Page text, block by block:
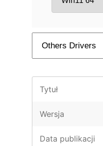
Tytuł
Wersja
Data publikacji